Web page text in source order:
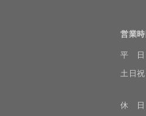
営業時
平 日
土日祝
休 日